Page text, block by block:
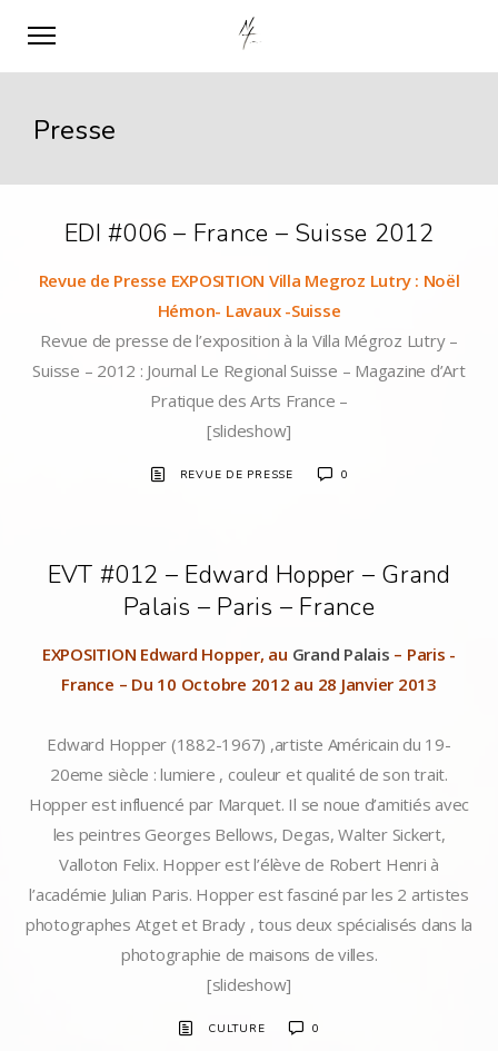
Presse
EDI #006 – France – Suisse 2012
Revue de Presse EXPOSITION Villa Megroz Lutry : Noël
Hémon- Lavaux -Suisse
Revue de presse de l’exposition à la Villa Mégroz Lutry –
Suisse – 2012 : Journal Le Regional Suisse – Magazine d’Art
Pratique des Arts France –
[slideshow]
REVUE DE PRESSE 0
EVT #012 – Edward Hopper – Grand
Palais – Paris – France
EXPOSITION Edward Hopper, au Grand Palais – Paris -
France – Du 10 Octobre 2012 au 28 Janvier 2013
Edward Hopper (1882-1967) ,artiste Américain du 19-
20eme siècle : lumiere , couleur et qualité de son trait.
Hopper est influencé par Marquet. Il se noue d’amitiés avec
les peintres Georges Bellows, Degas, Walter Sickert,
Valloton Felix. Hopper est l’élève de Robert Henri à
l’académie Julian Paris. Hopper est fasciné par les 2 artistes
photographes Atget et Brady , tous deux spécialisés dans la
photographie de maisons de villes.
[slideshow]
CULTURE 0